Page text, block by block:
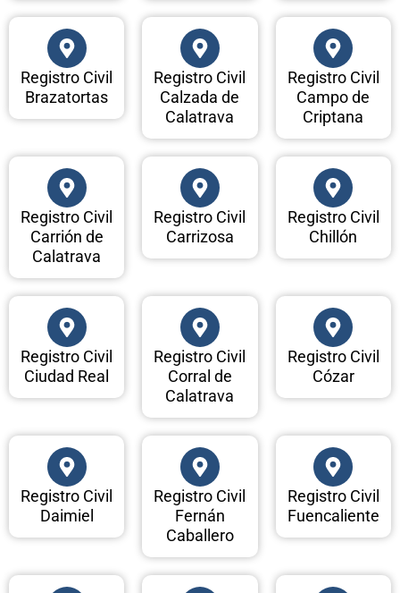
Registro Civil
Brazatortas
Registro Civil
Calzada de
Calatrava
Registro Civil
Campo de
Criptana
Registro Civil
Carrión de
Calatrava
Registro Civil
Carrizosa
Registro Civil
Chillón
Registro Civil
Ciudad Real
Registro Civil
Corral de
Calatrava
Registro Civil
Cózar
Registro Civil
Daimiel
Registro Civil
Fernán
Caballero
Registro Civil
Fuencaliente